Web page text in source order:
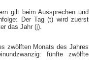
gilt beim Aussprechen und
Der Tag (t) wird zuerst
das Jahr (j).
zwölften Monats des Jahres
fünfte zwölfte